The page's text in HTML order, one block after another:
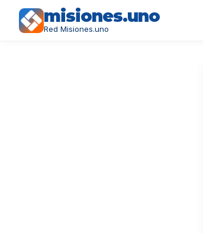
misiones.uno
Red Misiones.uno